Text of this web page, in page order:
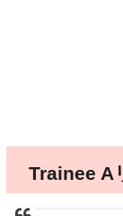
Trainee A